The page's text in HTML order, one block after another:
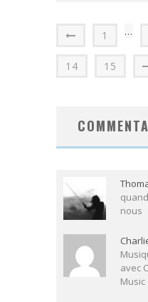
1 …
14 15
nous
avec
Music